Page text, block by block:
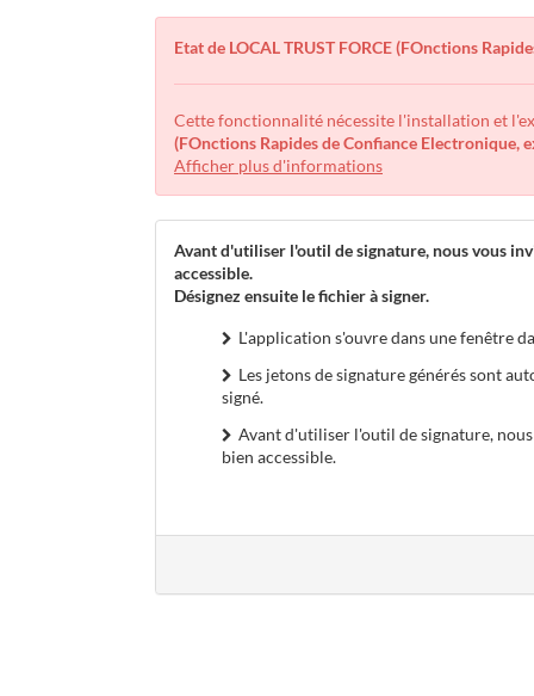
Etat de LOCAL TRUST FORCE (FOnctions
Cette fonctionnalité nécessite l'installation et
(FOnctions Rapides de Confiance Electronique,
Afficher plus d'informations
Avant d'utiliser l'outil de signature, nous vous
accessible.
Désignez ensuite le fichier à signer.
L'application s'ouvre dans une fenêtre
Les jetons de signature générés sont
signé.
Avant d'utiliser l'outil de signature,
bien accessible.